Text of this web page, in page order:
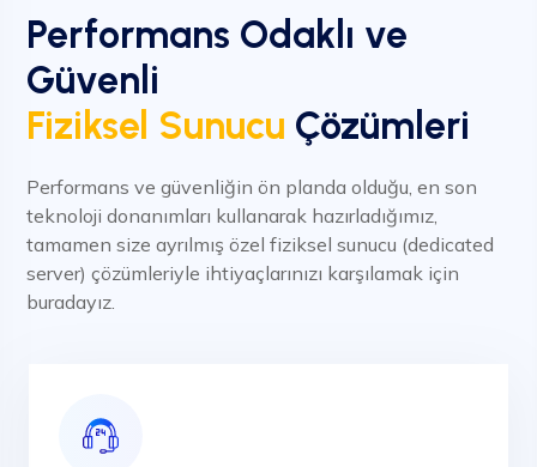
Performans Odaklı ve
Güvenli
Fiziksel Sunucu Çözümleri
Performans ve güvenliğin ön planda olduğu, en son
teknoloji donanımları kullanarak hazırladığımız,
tamamen size ayrılmış özel fiziksel sunucu (dedicated
server) çözümleriyle ihtiyaçlarınızı karşılamak için
buradayız.